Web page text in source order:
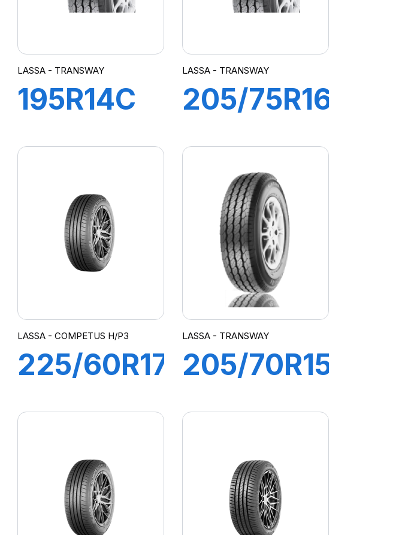
LASSA - TRANSWAY
195R14C
LASSA - TRANSWAY
205/75R16C
TRANSWAY
LASSA - COMPETUS H/P3
225/60R17
H/P3
LASSA - TRANSWAY
205/70R15C